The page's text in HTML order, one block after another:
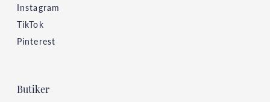
Instagram
TikTok
Pinterest
Butiker